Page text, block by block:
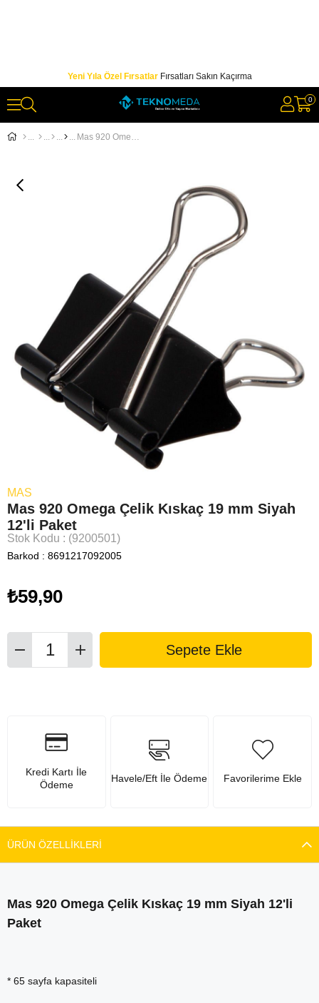
Yeni Yıla Özel FırsatlarFırsatları Sakın Kaçırma
0
Mas 920 Omega Çelik Kıskaç 19 mm Siyah 12'li Paket
MAS
Mas 920 Omega Çelik Kıskaç 19 mm Siyah
12'li Paket
Stok Kodu (9200501)
Barkod : 8691217092005
₺59,90
Kredi Kartı İle
Ödeme
Havele/Eft İle Ödeme Favorilerime Ekle
ÜRÜN ÖZELLIKLERI
Mas 920 Omega Çelik Kıskaç 19 mm Siyah 12'li
Paket
* 65 sayfa kapasiteli